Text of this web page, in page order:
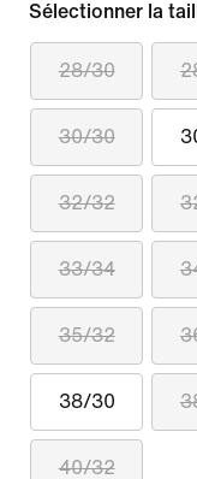
Sélectionner la
28/30
30/30
32/32
33/34
35/32
38/30
40/32